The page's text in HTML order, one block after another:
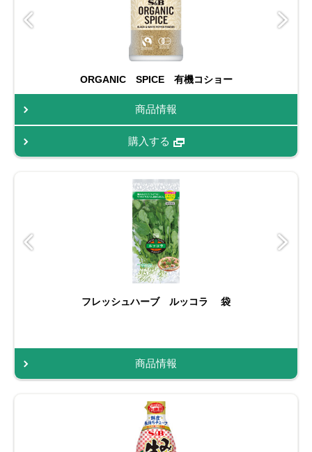
ORGANIC SPICE 有機コショー
商品情報
購入する
フレッシュハーブ ルッコラ 袋
商品情報